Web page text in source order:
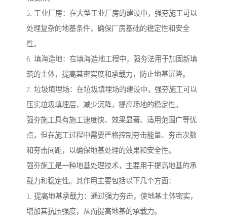
5. 工业厂房：在大型工业厂房的建设中，强夯施工可以
处理复杂的地基条件，确保厂房基础的稳定性和安全
性。
6. 填海造地：在填海造地工程中，强夯法用于加固新填
筑的土体，提高其密实度和承载力，防止地基沉降。
7. 垃圾填埋场：在垃圾填埋场的建设中，强夯施工可以
压实垃圾填埋层，减少沉降，提高场地的稳定性。
强夯施工具有施工速度快、效果显著、适用范围广等优
点，但在施工过程中需要严格控制夯击能量、夯击次数
和夯击间距，以确保地基处理的效果和安全性。
强夯施工是一种地基处理技术，主要用于提高地基的承
载力和稳定性。其作用主要包括以下几个方面：
1. 提高地基承载力：通过强力夯击，使地基土体密实，
增加其抗压强度，从而提高地基的承载力。